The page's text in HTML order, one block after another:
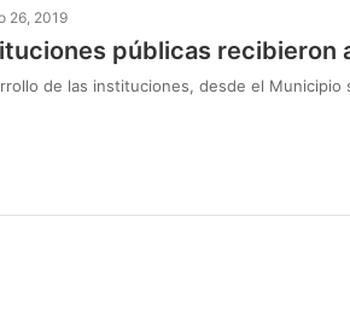
26, 2019
públicas recibieron
de las instituciones, desde el